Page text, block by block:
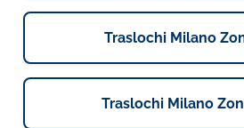
Traslochi Milano
Traslochi Milano